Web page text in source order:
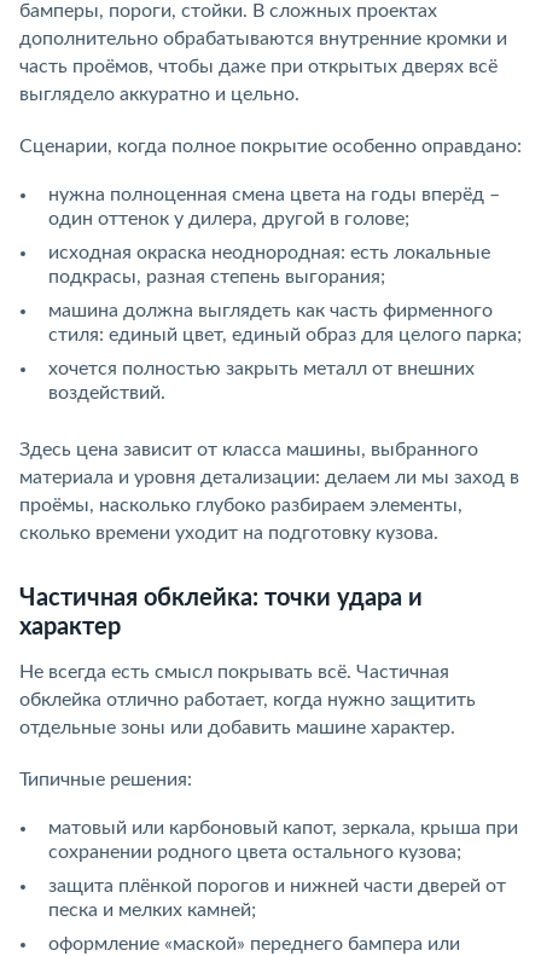
бамперы, пороги, стойки. В сложных проектах
дополнительно обрабатываются внутренние кромки и
часть проёмов, чтобы даже при открытых дверях всё
выглядело аккуратно и цельно.
Сценарии, когда полное покрытие особенно оправдано:
нужна полноценная смена цвета на годы вперёд –
один оттенок у дилера, другой в голове;
исходная окраска неоднородная: есть локальные
подкрасы, разная степень выгорания;
машина должна выглядеть как часть фирменного
стиля: единый цвет, единый образ для целого парка;
хочется полностью закрыть металл от внешних
воздействий.
Здесь цена зависит от класса машины, выбранного
материала и уровня детализации: делаем ли мы заход в
проёмы, насколько глубоко разбираем элементы,
сколько времени уходит на подготовку кузова.
Частичная обклейка: точки удара и
характер
Не всегда есть смысл покрывать всё. Частичная
обклейка отлично работает, когда нужно защитить
отдельные зоны или добавить машине характер.
Типичные решения:
матовый или карбоновый капот, зеркала, крыша при
сохранении родного цвета остального кузова;
защита плёнкой порогов и нижней части дверей от
песка и мелких камней;
оформление «маской» переднего бампера или